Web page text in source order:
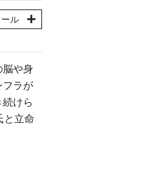
ル
脳や身
フラが
けら
と立命